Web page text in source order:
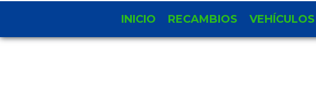
INICIO RECAMBIOS